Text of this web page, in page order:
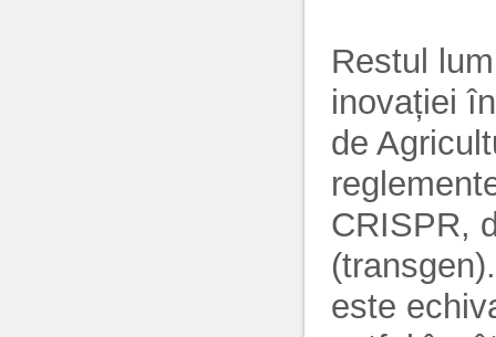
Restul
inovației
de
CRISPR,
este